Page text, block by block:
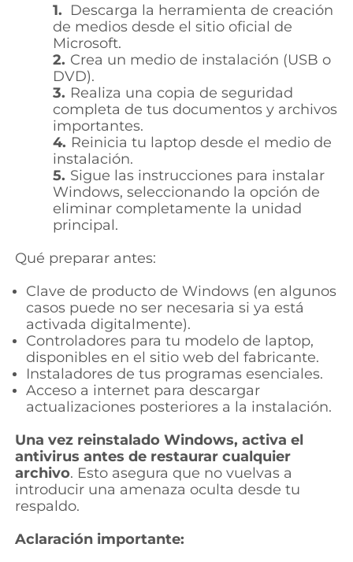
1. Descarga la herramienta de creación
de medios desde el sitio oficial de
Microsoft.
2. Crea un medio de instalación (USB o
DVD).
3. Realiza una copia de seguridad
completa de tus documentos y archivos
importantes.
4. Reinicia tu laptop desde el medio de
instalación.
5. Sigue las instrucciones para instalar
Windows, seleccionando la opción de
eliminar completamente la unidad
principal.
Qué preparar antes:
Clave de producto de Windows (en algunos
casos puede no ser necesaria si ya está
activada digitalmente).
Controladores para tu modelo de laptop,
disponibles en el sitio web del fabricante.
Instaladores de tus programas esenciales.
Acceso a internet para descargar
actualizaciones posteriores a la instalación.
Una vez reinstalado Windows, activa el
antivirus antes de restaurar cualquier
archivo. Esto asegura que no vuelvas a
introducir una amenaza oculta desde tu
respaldo.
Aclaración importante: